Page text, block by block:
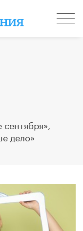
дело»